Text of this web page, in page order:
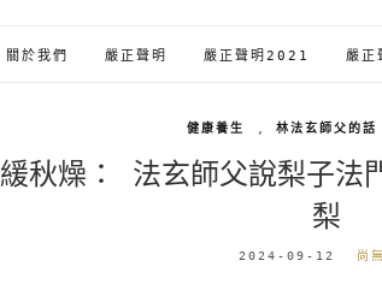
關於我們 嚴正聲明 嚴正聲明2021 嚴正
健康養生 林法玄師父的話
緩秋燥： 法玄師父說梨子法
梨
2024-09-12 尚